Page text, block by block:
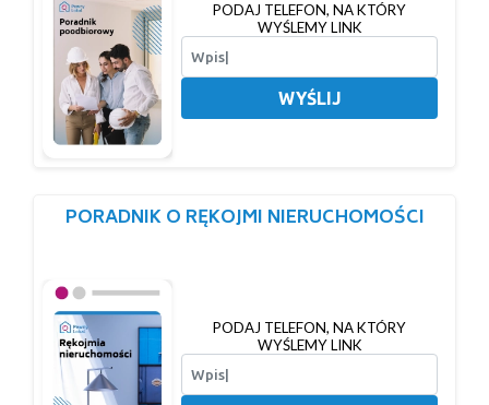
PODAJ TELEFON, NA KTÓRY
WYŚLEMY LINK
WYŚLIJ
PORADNIK O RĘKOJMI NIERUCHOMOŚCI
PODAJ TELEFON, NA KTÓRY
WYŚLEMY LINK